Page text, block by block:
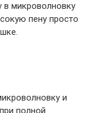
в микроволновку
пену просто
и
полной